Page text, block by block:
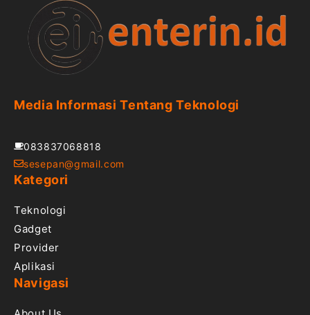
Media Informasi Tentang Teknologi
083837068818
sesepan@gmail.com
Kategori
Teknologi
Gadget
Provider
Aplikasi
Navigasi